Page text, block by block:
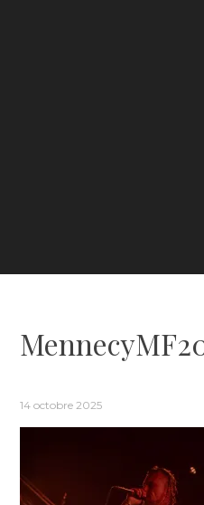
14 octobre 2025